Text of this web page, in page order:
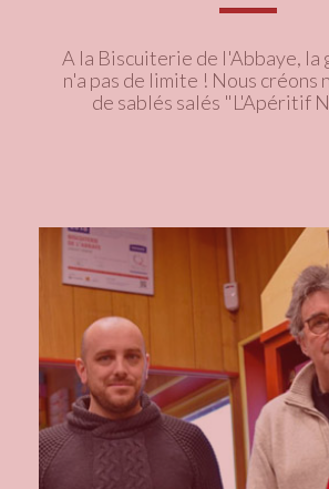
A la Biscuiterie de l'Abbaye, la
n'a pas de limite ! Nous créons
de sablés salés "L'Apéritif